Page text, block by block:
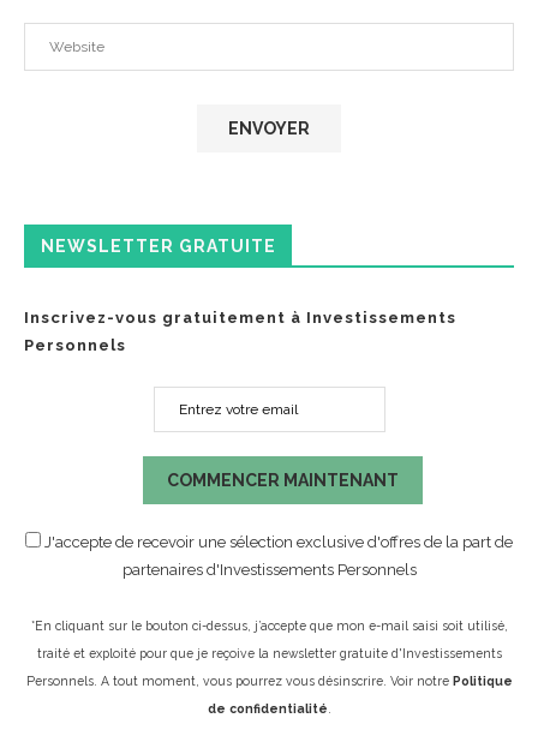
NEWSLETTER GRATUITE
Inscrivez-vous gratuitement à Investissements
Personnels
COMMENCER MAINTENANT
J'accepte de recevoir une sélection exclusive d'offres de la part de
partenaires d'Investissements Personnels
*En cliquant sur le bouton ci-dessus, j’accepte que mon e-mail saisi soit utilisé,
traité et exploité pour que je reçoive la newsletter gratuite d'Investissements
Personnels. A tout moment, vous pourrez vous désinscrire. Voir notre Politique
de confidentialité